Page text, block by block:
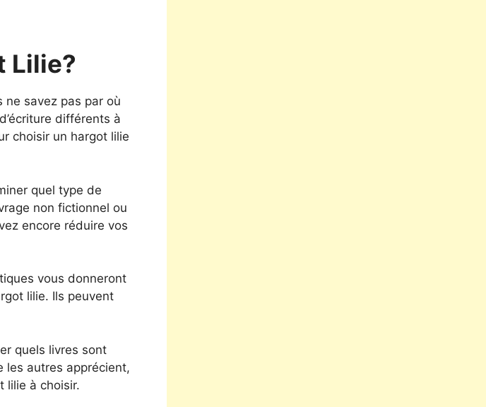
Lilie?
savez pas par où
différents à
choisir un hargot lilie
quel type de
non fictionnel ou
encore réduire vos
vous donneront
lilie. Ils peuvent
quels livres sont
les autres apprécient,
lilie à choisir.